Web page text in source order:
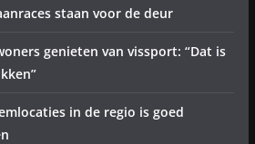
staan voor de deur
genieten van vissport: “Dat is
in de regio is goed